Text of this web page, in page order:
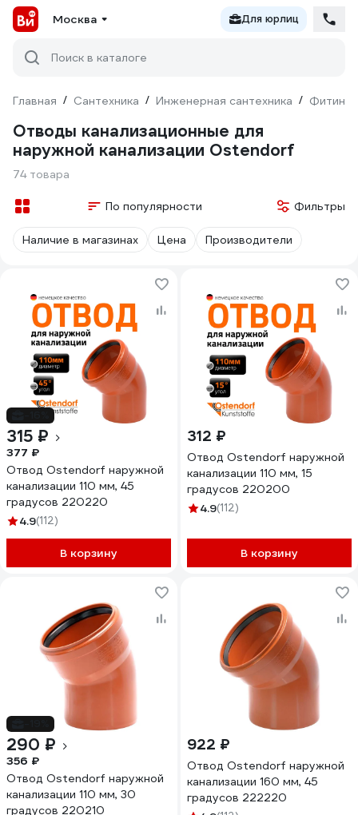
Москва Для юрлиц
Поиск в каталоге
Главная / Сантехника / Инженерная сантехника / Фитинги
Отводы канализационные для
наружной канализации Ostendorf
74 товара
По популярности Фильтры
Наличие в магазинах Цена Производители
315 ₽
377 ₽
Отвод Ostendorf наружной
канализации 110 мм, 45
градусов 220220
4.9(112)
В корзину
312 ₽
Отвод Ostendorf наружной
канализации 110 мм, 15
градусов 220200
4.9(112)
В корзину
290 ₽
356 ₽
Отвод Ostendorf наружной
канализации 110 мм, 30
градусов 220210
922 ₽
Отвод Ostendorf наружной
канализации 160 мм, 45
градусов 222220